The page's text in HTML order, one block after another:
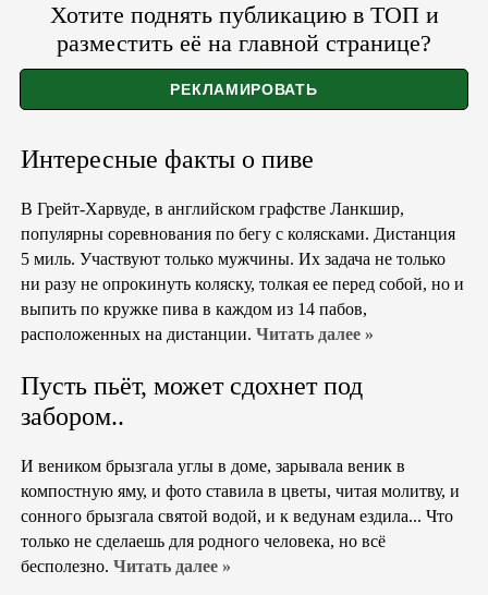
Хотите поднять публикацию в ТОП и
разместить её на главной странице?
Интересные факты о пиве
В Грейт-Харвуде, в английском графстве Ланкшир,
популярны соревнования по бегу с колясками. Дистанция
5 миль. Участвуют только мужчины. Их задача не только
ни разу не опрокинуть коляску, толкая ее перед собой, но и
выпить по кружке пива в каждом из 14 пабов,
расположенных на дистанции. Читать далее »
Пусть пьёт, может сдохнет под
забором..
И веником брызгала углы в доме, зарывала веник в
компостную яму, и фото ставила в цветы, читая молитву, и
сонного брызгала святой водой, и к ведунам ездила... Что
только не сделаешь для родного человека, но всё
бесполезно. Читать далее »